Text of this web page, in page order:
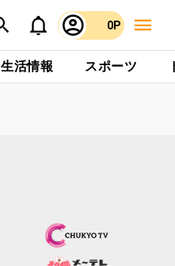
0P
生活情報 スポーツ